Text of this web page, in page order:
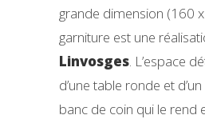
grande dimension (160
garniture est une
Linvosges. L’espace
d’une table ronde et
banc de coin qui le rend